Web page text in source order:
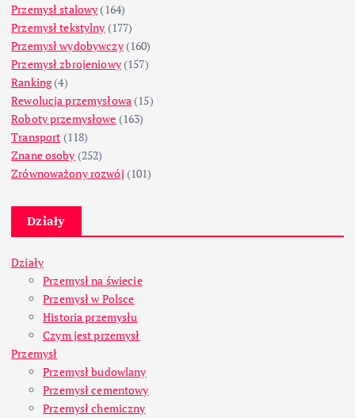
Przemysł stalowy (164)
Przemysł tekstylny (177)
Przemysł wydobywczy(160)
Przemysł zbrojeniowy(157)
Ranking(4)
Rewolucja przemysłowa (15)
Roboty przemysłowe (163)
Transport (118)
Znane osoby (252)
Zrównoważony rozwój (101)
Działy
Działy
Przemysł na świecie
Przemysł w Polsce
Historia przemysłu
Czym jest przemysł
Przemysł
Przemysł budowlany
Przemysł cementowy
Przemysł chemiczny